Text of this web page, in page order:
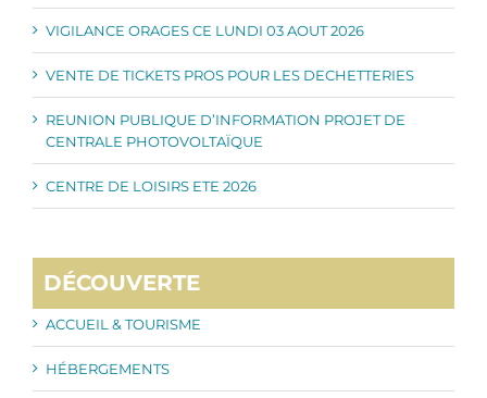
VIGILANCE ORAGES CE LUNDI 03 AOUT 2026
VENTE DE TICKETS PROS POUR LES DECHETTERIES
REUNION PUBLIQUE D’INFORMATION PROJET DE
CENTRALE PHOTOVOLTAÏQUE
CENTRE DE LOISIRS ETE 2026
DÉCOUVERTE
ACCUEIL & TOURISME
HÉBERGEMENTS